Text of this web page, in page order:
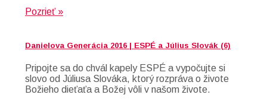
Pozrieť »
Danielova Generácia 2016 | ESPÉ a Július Slovák (6)
Pripojte sa do chvál kapely ESPÉ a vypočujte si
slovo od Júliusa Slováka, ktorý rozpráva o živote
Božieho dieťaťa a Božej vôli v našom živote.